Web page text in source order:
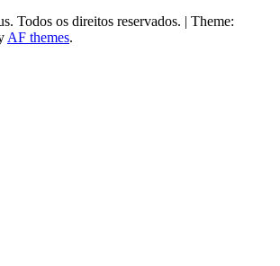
Todos os direitos reservados. | Theme:
AF themes.